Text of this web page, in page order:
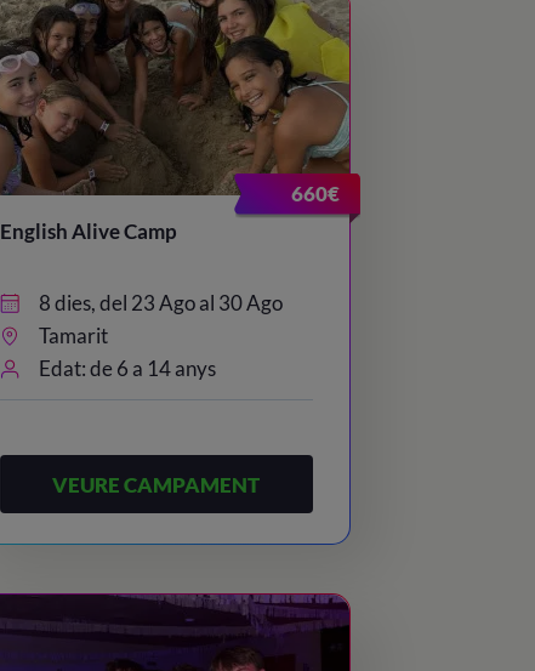
660€
English Alive Camp
8 dies, del 23 Ago al 30 Ago
Tamarit
Edat: de 6 a 14 anys
VEURE CAMPAMENT